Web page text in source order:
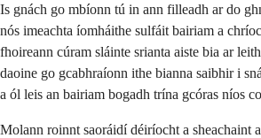
Is gnách go mbíonn tú in ann filleadh ar do
nós imeachta íomháithe sulfáit bairiam a
fhoireann cúram sláinte srianta aiste bia ar
daoine go gcabhraíonn ithe bianna saibhir i
a ól leis an bairiam bogadh trína gcóras níos
Molann roinnt saoráidí déiríocht a sheachaint